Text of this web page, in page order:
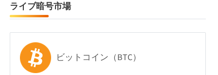
ライブ暗号市場
ビットコイン（BTC）